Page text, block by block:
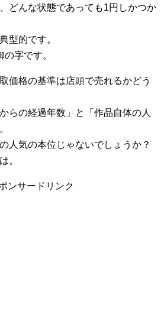
どんな状態であっても1円しかつか
型的です。
字です。
価格の基準は店頭で売れるかどう
らの経過年数」と「作品自体の人
人気の本位じゃないでしょうか？
。
ンサードリンク